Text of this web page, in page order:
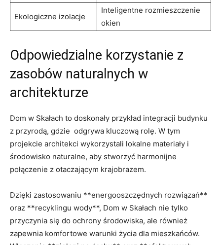
Ekologiczne izolacje
Inteligentne rozmieszczenie
okien
Odpowiedzialne korzystanie z
‍zasobów ​naturalnych w‍
architekturze
Dom w Skałach to doskonały⁢ przykład integracji budynku
z przyrodą, gdzie ​ odgrywa kluczową​ rolę. W tym‍
projekcie architekci wykorzystali lokalne ⁣materiały i⁣
środowisko naturalne, aby stworzyć⁢ harmonijne
połączenie⁤ z otaczającym krajobrazem.
Dzięki ⁣zastosowaniu **energooszczędnych rozwiązań**
oraz ⁢**recyklingu⁣ wody**,‍ Dom w Skałach nie tylko
przyczynia⁤ się do ochrony środowiska, ale‍ również
zapewnia komfortowe warunki ⁢życia dla⁣ mieszkańców.